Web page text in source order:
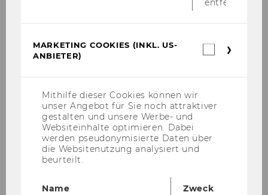
the economic interventions after
issues, resulting challenges and
the contribution of foundational
Novy, Andreas
Affordable housing in the city of
Munich a historical analysis of
entfernt.
MARKETING COOKIES (INKL. US-
ANBIETER)
Mithilfe dieser Cookies können wir
unser Angebot für Sie noch attraktiver
gestalten und unsere Werbe- und
Websiteinhalte optimieren. Dabei
werden pseudonymisierte Daten über
die Websitenutzung analysiert und
beurteilt.
Name
Zweck